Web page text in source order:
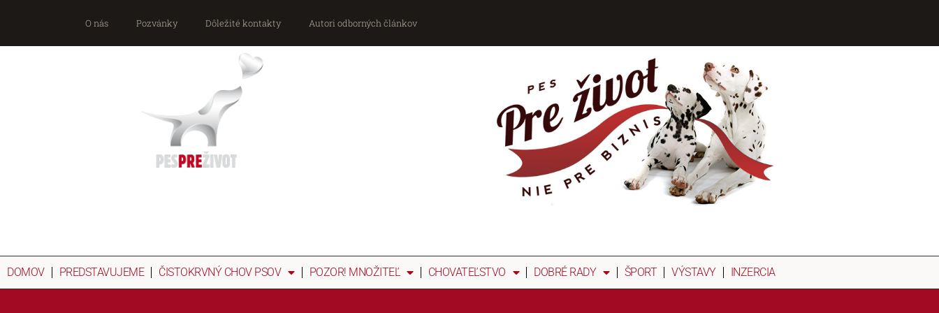
O nás Pozvánky Dôležité kontakty Autori odborných článkov
DOMOV PREDSTAVUJEME ČISTOKRVNÝ CHOV PSOV POZOR! MNOŽITEĽ CHOVATEĽSTVO DOBRÉ RADY ŠPORT VÝSTAVY INZERCIA